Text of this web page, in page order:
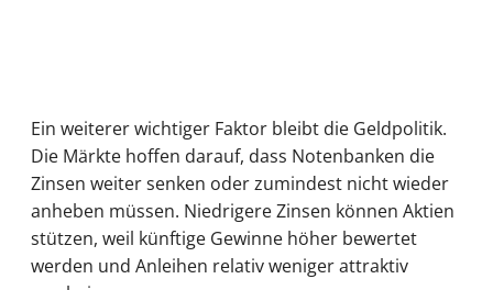
Ein weiterer wichtiger Faktor bleibt die Geldpolitik.
Die Märkte hoffen darauf, dass Notenbanken die
Zinsen weiter senken oder zumindest nicht wieder
anheben müssen. Niedrigere Zinsen können Aktien
stützen, weil künftige Gewinne höher bewertet
werden und Anleihen relativ weniger attraktiv